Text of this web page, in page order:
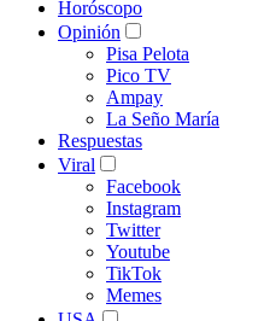
Horóscopo
Opinión
Pisa Pelota
Pico TV
Ampay
La Seño María
Respuestas
Viral
Facebook
Instagram
Twitter
Youtube
TikTok
Memes